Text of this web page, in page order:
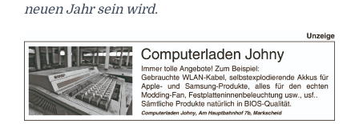
neuen Jahr sein wird.